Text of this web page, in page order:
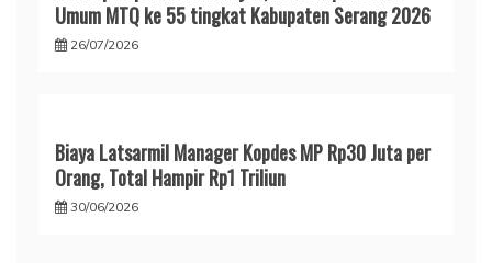
Umum MTQ ke 55 tingkat Kabupaten Serang 2026
26/07/2026
Biaya Latsarmil Manager Kopdes MP Rp30 Juta per
Orang, Total Hampir Rp1 Triliun
30/06/2026